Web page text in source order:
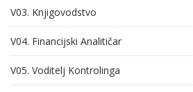
V03. Knjigovodstvo
V04. Financijski Analitičar
V05. Voditelj Kontrolinga